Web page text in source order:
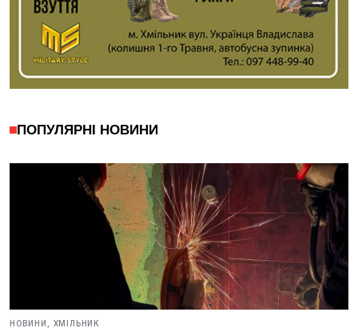
ПОПУЛЯРНІ НОВИНИ
НОВИНИ, ХМІЛЬНИК